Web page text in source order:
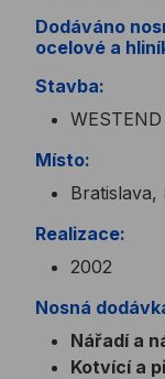
Dodáváno
ocelové a
Stavba:
Místo:
Bratislava,
Realizace:
2002
Nosná
Nářadí a
Kotvící a